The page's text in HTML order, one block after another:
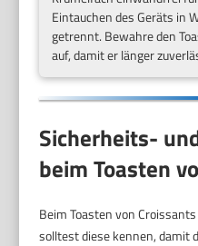
Eintauchen des Geräts in
getrennt. Bewahre den
auf, damit er länger
Sicherheits-
beim Toasten
Beim Toasten von
solltest diese kennen, damit